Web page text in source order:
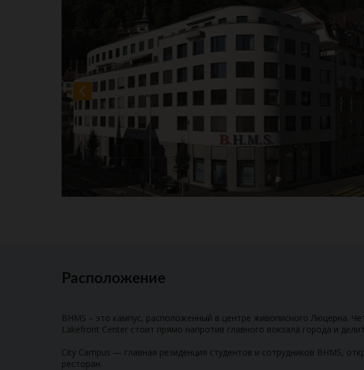
Расположение
BHMS – это кампус, расположенный в центре живописного Люцерна.
Lakefront Center стоит прямо напротив главного вокзала города и
City Campus — главная резиденция студентов и сотрудников BHMS,
ресторан.